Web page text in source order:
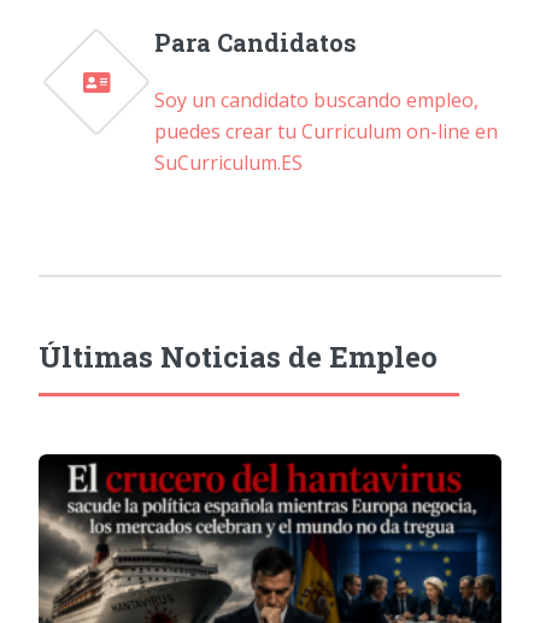
Para Candidatos
Soy un candidato buscando empleo,
puedes crear tu Curriculum on-line en
SuCurriculum.ES
Últimas Noticias de Empleo